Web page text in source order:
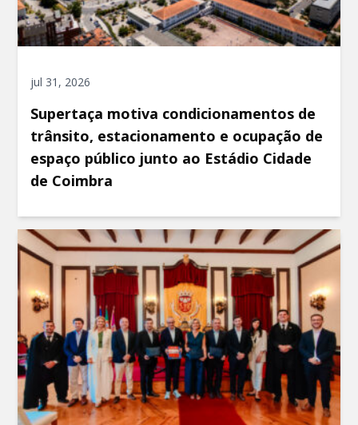
jul 31, 2026
Supertaça motiva condicionamentos de
trânsito, estacionamento e ocupação de
espaço público junto ao Estádio Cidade
de Coimbra